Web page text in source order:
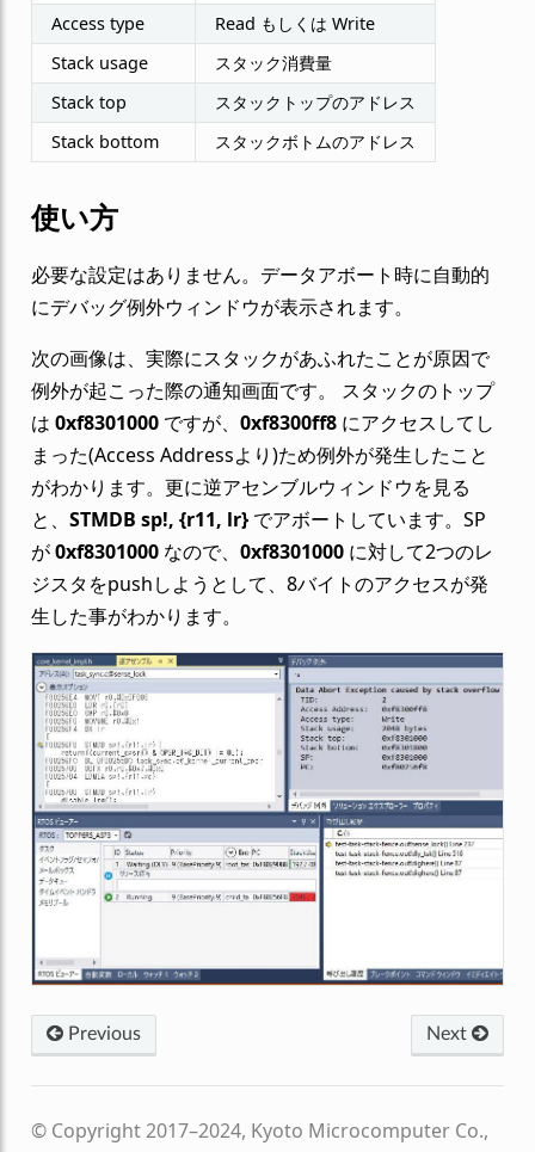
Access type
Read もしくは Write
Stack usage
スタック消費量
Stack top
スタックトップのアドレス
Stack bottom
スタックボトムのアドレス
使い方
必要な設定はありません。データアボート時に自動的
にデバッグ例外ウィンドウが表示されます。
次の画像は、実際にスタックがあふれたことが原因で
例外が起こった際の通知画面です。 スタックのトップ
は 0xf8301000ですが、 0xf8300ff8にアクセスしてし
まった(Access Addressより)ため例外が発生したこと
がわかります。更に逆アセンブルウィンドウを見る
と、 STMDB sp!, {r11, lr}でアボートしています。SP
が0xf8301000なので、 0xf8301000に対して2つのレ
ジスタをpushしようとして、8バイトのアクセスが発
生した事がわかります。
Previous Next
© Copyright 2017–2024, Kyoto Microcomputer Co.,